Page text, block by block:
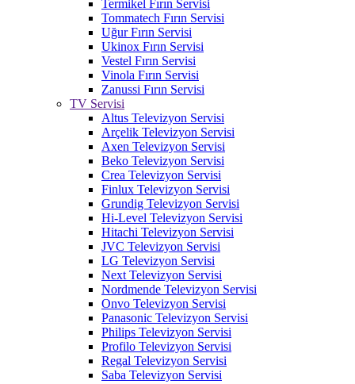
Termikel Fırın Servisi
Tommatech Fırın Servisi
Uğur Fırın Servisi
Ukinox Fırın Servisi
Vestel Fırın Servisi
Vinola Fırın Servisi
Zanussi Fırın Servisi
TV Servisi
Altus Televizyon Servisi
Arçelik Televizyon Servisi
Axen Televizyon Servisi
Beko Televizyon Servisi
Crea Televizyon Servisi
Finlux Televizyon Servisi
Grundig Televizyon Servisi
Hi-Level Televizyon Servisi
Hitachi Televizyon Servisi
JVC Televizyon Servisi
LG Televizyon Servisi
Next Televizyon Servisi
Nordmende Televizyon Servisi
Onvo Televizyon Servisi
Panasonic Televizyon Servisi
Philips Televizyon Servisi
Profilo Televizyon Servisi
Regal Televizyon Servisi
Saba Televizyon Servisi